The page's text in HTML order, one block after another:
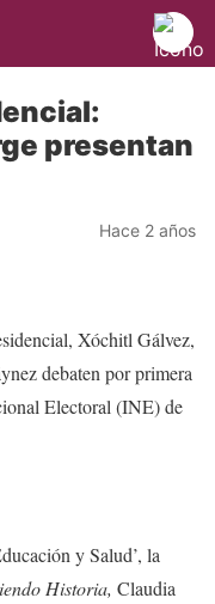
presentan
Hace 2 años
Xóchitl Gálvez,
debaten por primera
Electoral (INE) de
y Salud’, la
Historia, Claudia